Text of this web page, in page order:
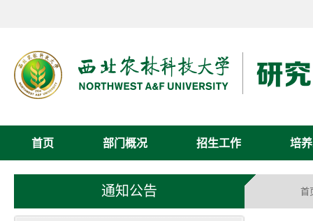
首页 部门概况 招生工作 培
通知公告 首